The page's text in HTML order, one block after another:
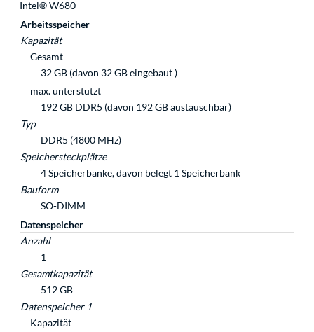
Intel® W680
Arbeitsspeicher
Kapazität
Gesamt
32 GB (davon 32 GB eingebaut )
max. unterstützt
192 GB DDR5 (davon 192 GB austauschbar)
Typ
DDR5 (4800 MHz)
Speichersteckplätze
4 Speicherbänke, davon belegt 1 Speicherbank
Bauform
SO-DIMM
Datenspeicher
Anzahl
1
Gesamtkapazität
512 GB
Datenspeicher 1
Kapazität